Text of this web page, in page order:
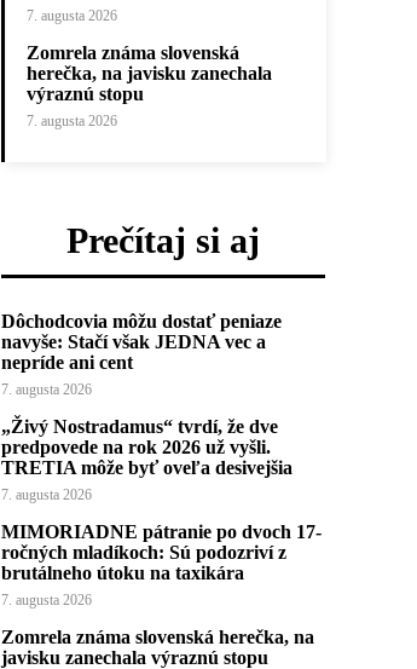
7. augusta 2026
Zomrela známa slovenská
herečka, na javisku zanechala
výraznú stopu
7. augusta 2026
Prečítaj si aj
Dôchodcovia môžu dostať peniaze
navyše: Stačí však JEDNA vec a
nepríde ani cent
7. augusta 2026
„Živý Nostradamus“ tvrdí, že dve
predpovede na rok 2026 už vyšli.
TRETIA môže byť oveľa desivejšia
7. augusta 2026
MIMORIADNE pátranie po dvoch 17-
ročných mladíkoch: Sú podozriví z
brutálneho útoku na taxikára
7. augusta 2026
Zomrela známa slovenská herečka, na
javisku zanechala výraznú stopu